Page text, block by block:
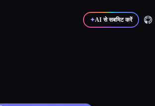
✦AI से सबमिट करें